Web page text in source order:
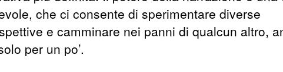
che ci consente di sperimentare diverse
e camminare nei panni di qualcun altro,
per un po’.